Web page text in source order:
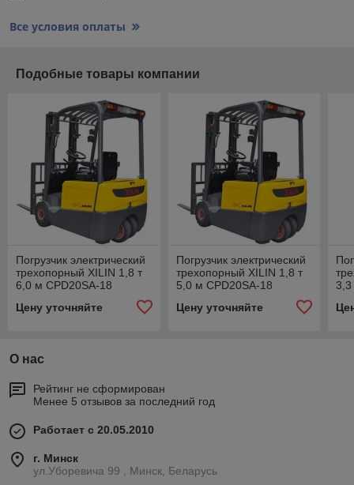
Все условия оплаты
Подобные товары компании
Погрузчик электрический
трехопорный XILIN 1,8 т
6,0 м CPD20SA-18
Цену уточняйте
Погрузчик электрический
трехопорный XILIN 1,8 т
5,0 м CPD20SA-18
Цену уточняйте
О нас
Рейтинг не сформирован
Менее 5 отзывов за последний год
Работает с 20.05.2010
г. Минск
ул.Уборевича 99 , Минск, Беларусь